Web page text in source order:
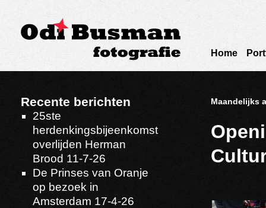
Home
Maandelijks
Recente berichten
25ste
herdenkingsbijeenkomst
overlijden Herman
Brood 11-7-26
De Prinses van Oranje
op bezoek in
Amsterdam 17-4-26